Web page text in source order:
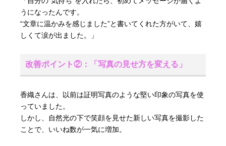
うになったんです。
“文章に温かみを感じました”と書いてくれた方がいて、嬉
しくて涙が出ました。」
改善ポイント②：「写真の見せ方を変える」
香織さんは、以前は証明写真のような堅い印象の写真を使
っていました。
しかし、自然光の下で笑顔を見せた新しい写真を撮影した
ことで、いいね数が一気に増加。